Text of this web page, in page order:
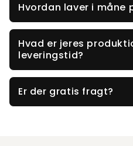
Hvordan laver i måne
Hvad er jeres
leveringstid?
Er der gratis fragt?